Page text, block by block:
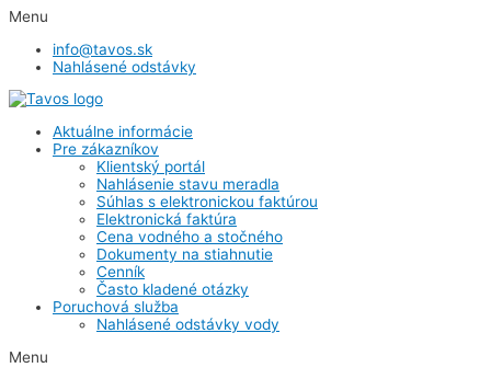
Menu
info@tavos.sk
Nahlásené odstávky
Aktuálne informácie
Pre zákazníkov
Klientský portál
Nahlásenie stavu meradla
Súhlas s elektronickou faktúrou
Elektronická faktúra
Cena vodného a stočného
Dokumenty na stiahnutie
Cenník
Často kladené otázky
Poruchová služba
Nahlásené odstávky vody
Menu